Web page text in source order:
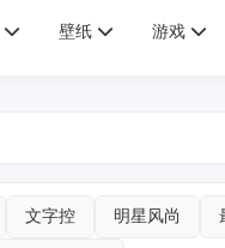
壁纸 游戏
文字控 明星风尚